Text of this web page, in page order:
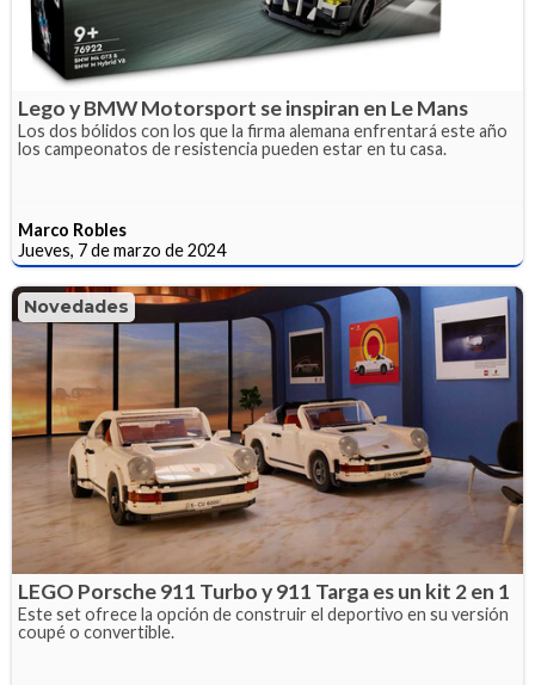
Lego y BMW Motorsport se inspiran en Le Mans
Los dos bólidos con los que la firma alemana enfrentará este año
los campeonatos de resistencia pueden estar en tu casa.
Marco Robles
Jueves, 7 de marzo de 2024
Novedades
LEGO Porsche 911 Turbo y 911 Targa es un kit 2 en 1
Este set ofrece la opción de construir el deportivo en su versión
coupé o convertible.